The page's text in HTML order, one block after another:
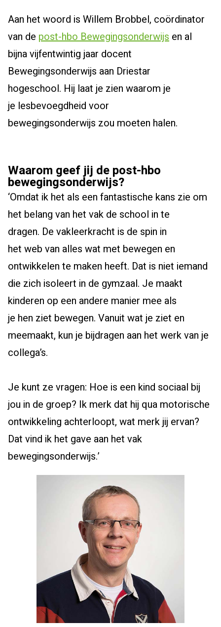
Aan het woord is Willem Brobbel, coördinator
van de post-hbo Bewegingsonderwijs en al
bijna vijfentwintig jaar docent
Bewegingsonderwijs aan Driestar
hogeschool. Hij laat je zien waarom je
je lesbevoegdheid voor
bewegingsonderwijs zou moeten halen.
Waarom geef jij de post-hbo
bewegingsonderwijs?
‘Omdat ik het als een fantastische kans zie om
het belang van het vak de school in te
dragen. De vakleerkracht is de spin in
het web van alles wat met bewegen en
ontwikkelen te maken heeft. Dat is niet iemand
die zich isoleert in de gymzaal. Je maakt
kinderen op een andere manier mee als
je hen ziet bewegen. Vanuit wat je ziet en
meemaakt, kun je bijdragen aan het werk van je
collega’s.
Je kunt ze vragen: Hoe is een kind sociaal bij
jou in de groep? Ik merk dat hij qua motorische
ontwikkeling achterloopt, wat merk jij ervan?
Dat vind ik het gave aan het vak
bewegingsonderwijs.’